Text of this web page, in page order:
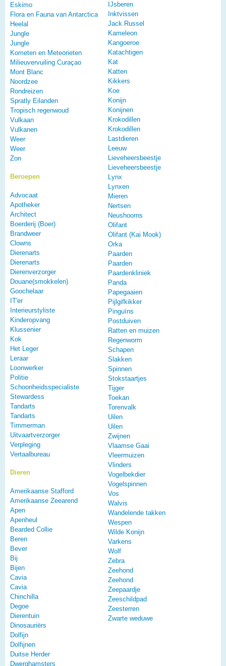
Eskimo
Flora en Fauna van Antarctica
Heelal
Jungle
Jungle
Kometen en Meteorieten
Milieuvervuiling Curaçao
Mont Blanc
Noordzee
Rondreizen
Spratly Eilanden
Tropisch regenwoud
Vulkaan
Vulkanen
Weer
Weer
Zon
Beroepen
Advocaat
Apotheker
Architect
Boerderij (Boer)
Brandweer
Clowns
Dierenarts
Dierenarts
Dierenverzorger
Douane(smokkelen)
Goochelaar
IT'er
Interieurstyliste
Kinderopvang
Klussenier
Kok
Het Leger
Leraar
Loonwerker
Politie
Schoonheidsspecialiste
Stewardess
Tandarts
Tandarts
Timmerman
Uitvaartverzorger
Verpleging
Vertaalbureau
Dieren
Amerikaanse Stafford
Amerikaanse Zeearend
Apen
Apenheul
Bearded Collie
Beren
Bever
Bij
Bijen
Cavia
Cavia
Chinchilla
Degoe
Dierentuin
Dinosauriërs
Dolfijn
Dolfijnen
Duitse Herder
Dwerghamsters
IJsberen
Inktvissen
Jack Russel
Kameleon
Kangoeroe
Katachtigen
Kat
Katten
Kikkers
Koe
Konijn
Konijnen
Krokodillen
Krokodillen
Lastdieren
Leeuw
Lieveheersbeestje
Lieveheersbeestje
Lynx
Lynxen
Mieren
Nertsen
Neushoorns
Olifant
Olifant (Kai Mook)
Orka
Paarden
Paarden
Paardenkliniek
Panda
Papegaaien
Pijlgifkikker
Pinguïns
Postduiven
Ratten en muizen
Regenworm
Schapen
Slakken
Spinnen
Stokstaartjes
Tijger
Toekan
Torenvalk
Uilen
Uilen
Zwijnen
Vlaamse Gaai
Vleermuizen
Vlinders
Vogelbekdier
Vogelspinnen
Vos
Walvis
Wandelende takken
Wespen
Wilde Konijn
Varkens
Wolf
Zebra
Zeehond
Zeehond
Zeepaardje
Zeeschildpad
Zeesterren
Zwarte weduwe